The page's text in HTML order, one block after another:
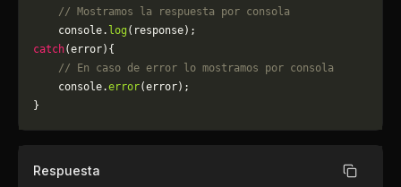
    // Mostramos la respuesta por consola
    console.
log (response);
catch(error){
    // En caso de error lo mostramos por consola
	console.
error(error);
}
Respuesta Copiar